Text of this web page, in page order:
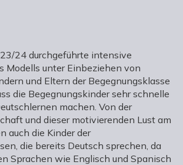
24 durchgeführte intensive
Modells unter Einbeziehen von
und Eltern der Begegnungsklasse
die Begegnungskinder sehr schnelle
machen. Von der
und dieser motivierenden Lust am
auch die Kinder der
die bereits Deutsch sprechen, da
Sprachen wie Englisch und Spanisch